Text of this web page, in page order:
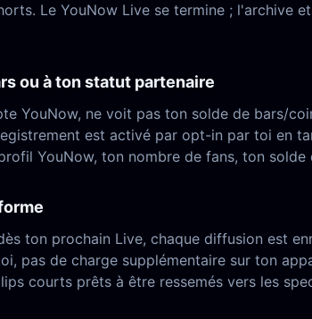
Le YouNow Live se termine ; l'archive
ou à ton statut partenaire
YouNow, ne voit pas ton solde de bars/
est activé par opt-in par toi en
YouNow, ton nombre de fans, ton
ton prochain Live, chaque diffusion est
pas de charge supplémentaire sur ton
courts prêts à être ressemés vers les